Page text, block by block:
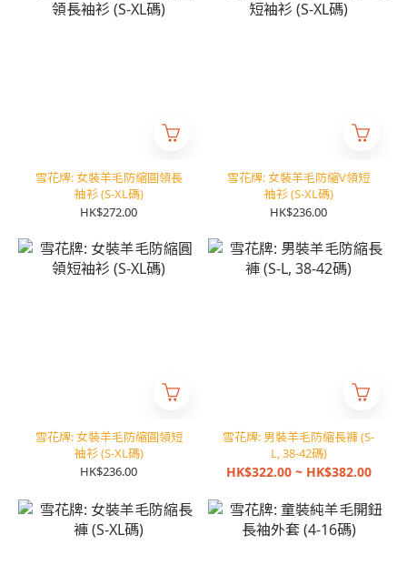
雪花牌: 女裝羊毛防縮圓領長
袖衫 (S-XL碼)
HK$272.00
雪花牌: 女裝羊毛防縮V領短
袖衫 (S-XL碼)
HK$236.00
雪花牌: 女裝羊毛防縮圓領短
袖衫 (S-XL碼)
HK$236.00
雪花牌: 男裝羊毛防縮長褲 (S-
L, 38-42碼)
HK$322.00 ~ HK$382.00